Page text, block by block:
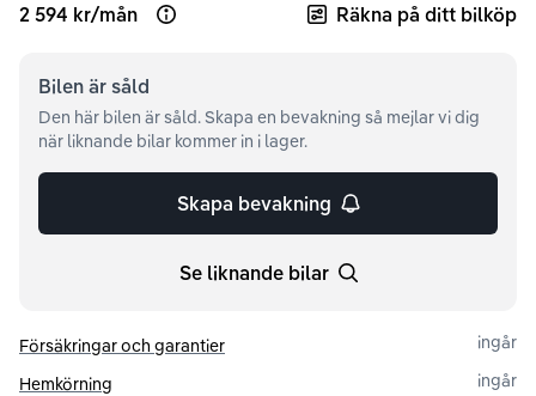
2 594 kr/mån Open loan example Räkna på ditt bilköp
Bilen är såld
Den här bilen är såld. Skapa en bevakning så mejlar vi dig
när liknande bilar kommer in i lager.
Skapa bevakning
Se liknande bilar
Försäkringar och garantier
ingår
Hemkörning
ingår